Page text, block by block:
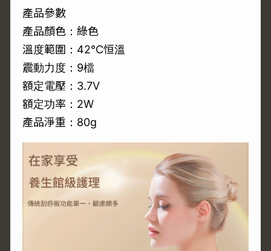
產品參數
產品顏色：綠色
溫度範圍：42°C恒溫
震動力度：9檔
額定電壓：3.7V
額定功率：2W
產品淨重：80g